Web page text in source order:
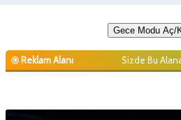
Gece Modu Aç/
Reklam Alanı Sizde Bu